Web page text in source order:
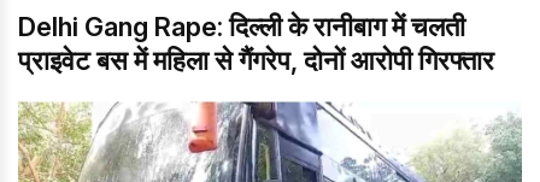
Delhi Gang Rape: दिल्ली के रानीबाग में चलती
प्राइवेट बस में महिला से गैंगरेप, दोनों आरोपी गिरफ्तार